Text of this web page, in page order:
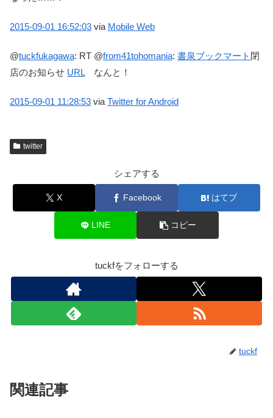
2015-09-01 16:52:03 via Mobile Web
@tuckfukagawa: RT @from41tohomania: 書泉ブックマート 閉
店のお知らせ URLなんと！
2015-09-01 11:28:53 via Twitter for Android
twitter
シェアする
X Facebook はてブ
LINE コピー
tuckfをフォローする
tuckf
関連記事